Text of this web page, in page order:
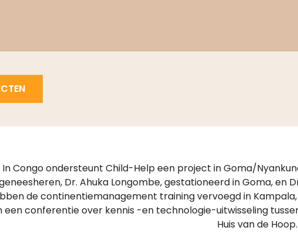
In Congo ondersteunt Child-Help een project in Goma/
Dr. Ahuka Longombe, gestationeerd in Goma, en
de continentiemanagement training vervoegd in
een conferentie over kennis -en technologie-uitwisseling
Huis van de Hoop.